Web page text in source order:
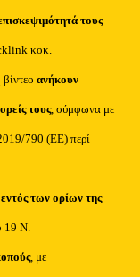
τους
κοκ.
βίντεοανήκουν
τους, σύμφωνα με
790 (ΕΕ) περί
εντός των ορίων της
19 Ν.
, με